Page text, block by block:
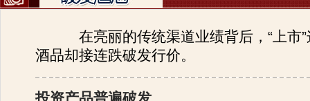
在亮丽的传统渠道业绩背后，“上市”
酒品却接连跌破发行价。